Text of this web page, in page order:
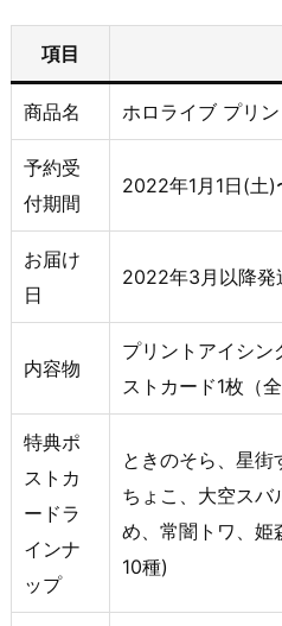
項目
商品名 ホロライブ プリ
予約受
付期間
2022年1月1日(土
お届け
日
2022年3月以降発
内容物
プリントアイシ
ストカード1枚（
特典ポ
ストカ
ードラ
インナ
ップ
ときのそら、星街
ちょこ、大空スバ
め、常闇トワ、姫
10種)